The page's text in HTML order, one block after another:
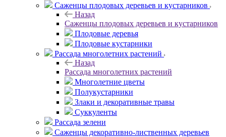
Саженцы плодовых деревьев и кустарников
Назад
Саженцы плодовых деревьев и кустарников
Плодовые деревья
Плодовые кустарники
Рассада многолетних растений
Назад
Рассада многолетних растений
Многолетние цветы
Полукустарники
Злаки и декоративные травы
Суккуленты
Рассада зелени
Саженцы декоративно-лиственных деревьев